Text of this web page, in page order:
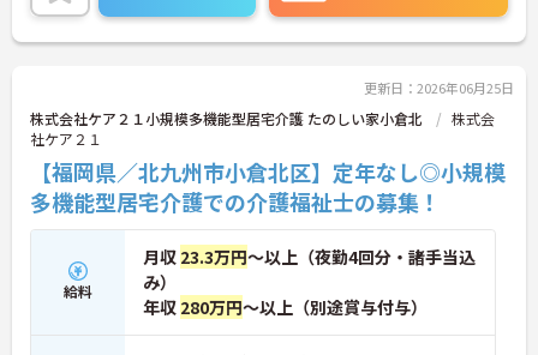
更新日：2026年06月25日
株式会社ケア２１小規模多機能型居宅介護 たのしい家小倉北
株式会
社ケア２１
【福岡県／北九州市小倉北区】定年なし◎小規模
多機能型居宅介護での介護福祉士の募集！
給料
月収 23.3万円～以上（夜勤4回分・諸手当込
み）
年収 280万円～以上（別途賞与付与）